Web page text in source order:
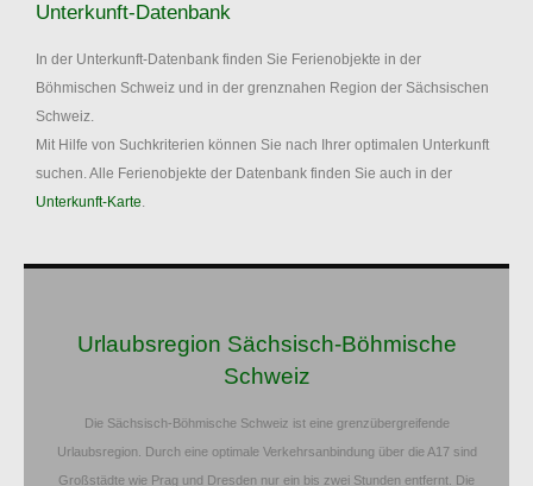
Unterkunft-Datenbank
In der Unterkunft-Datenbank finden Sie Ferienobjekte in der
Böhmischen Schweiz und in der grenznahen Region der Sächsischen
Schweiz.
Mit Hilfe von Suchkriterien können Sie nach Ihrer optimalen Unterkunft
suchen. Alle Ferienobjekte der Datenbank finden Sie auch in der
Unterkunft-Karte.
Urlaubsregion Sächsisch-Böhmische
Schweiz
Die Sächsisch-Böhmische Schweiz ist eine grenzübergreifende
Urlaubsregion. Durch eine optimale Verkehrsanbindung über die A17 sind
Großstädte wie Prag und Dresden nur ein bis zwei Stunden entfernt. Die